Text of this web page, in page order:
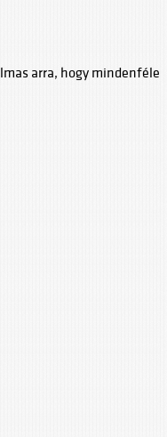
arra, hogy mindenféle